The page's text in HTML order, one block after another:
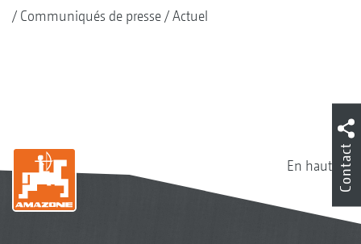
Communiqués de presse
Actuel
En haut Contact